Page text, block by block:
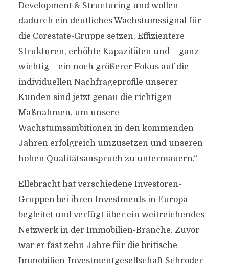
Development & Structuring und wollen
dadurch ein deutliches Wachstumssignal für
die Corestate-Gruppe setzen. Effizientere
Strukturen, erhöhte Kapazitäten und – ganz
wichtig – ein noch größerer Fokus auf die
individuellen Nachfrageprofile unserer
Kunden sind jetzt genau die richtigen
Maßnahmen, um unsere
Wachstumsambitionen in den kommenden
Jahren erfolgreich umzusetzen und unseren
hohen Qualitätsanspruch zu untermauern.“
Ellebracht hat verschiedene Investoren-
Gruppen bei ihren Investments in Europa
begleitet und verfügt über ein weitreichendes
Netzwerk in der Immobilien-Branche. Zuvor
war er fast zehn Jahre für die britische
Immobilien-Investmentgesellschaft Schroder